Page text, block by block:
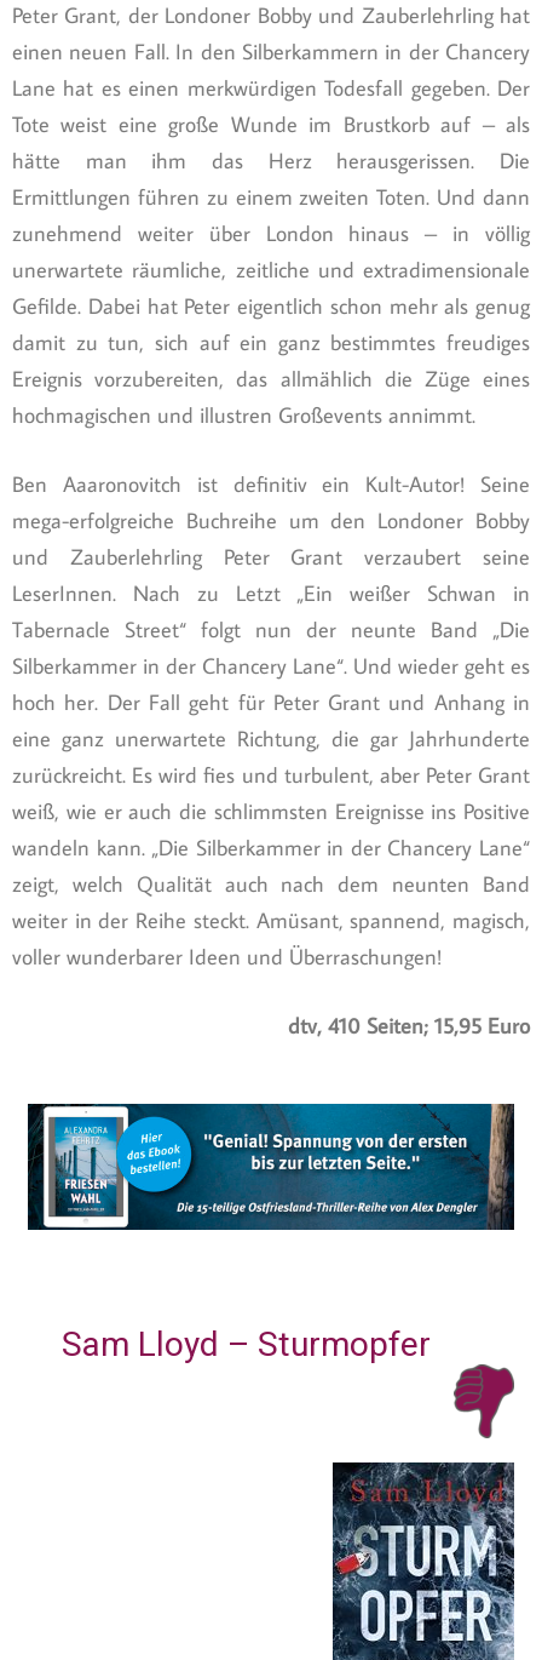
Peter Grant, der Londoner Bobby und Zauberlehrling hat
einen neuen Fall. In den Silberkammern in der Chancery
Lane hat es einen merkwürdigen Todesfall gegeben. Der
Tote weist eine große Wunde im Brustkorb auf – als
hätte man ihm das Herz herausgerissen. Die
Ermittlungen führen zu einem zweiten Toten. Und dann
zunehmend weiter über London hinaus – in völlig
unerwartete räumliche, zeitliche und extradimensionale
Gefilde. Dabei hat Peter eigentlich schon mehr als genug
damit zu tun, sich auf ein ganz bestimmtes freudiges
Ereignis vorzubereiten, das allmählich die Züge eines
hochmagischen und illustren Großevents annimmt.
Ben Aaaronovitch ist definitiv ein Kult-Autor! Seine
mega-erfolgreiche Buchreihe um den Londoner Bobby
und Zauberlehrling Peter Grant verzaubert seine
LeserInnen. Nach zu Letzt „Ein weißer Schwan in
Tabernacle Street“ folgt nun der neunte Band „Die
Silberkammer in der Chancery Lane“. Und wieder geht es
hoch her. Der Fall geht für Peter Grant und Anhang in
eine ganz unerwartete Richtung, die gar Jahrhunderte
zurückreicht. Es wird fies und turbulent, aber Peter Grant
weiß, wie er auch die schlimmsten Ereignisse ins Positive
wandeln kann. „Die Silberkammer in der Chancery Lane“
zeigt, welch Qualität auch nach dem neunten Band
weiter in der Reihe steckt. Amüsant, spannend, magisch,
voller wunderbarer Ideen und Überraschungen!
dtv, 410 Seiten; 15,95 Euro
Sam Lloyd – Sturmopfer